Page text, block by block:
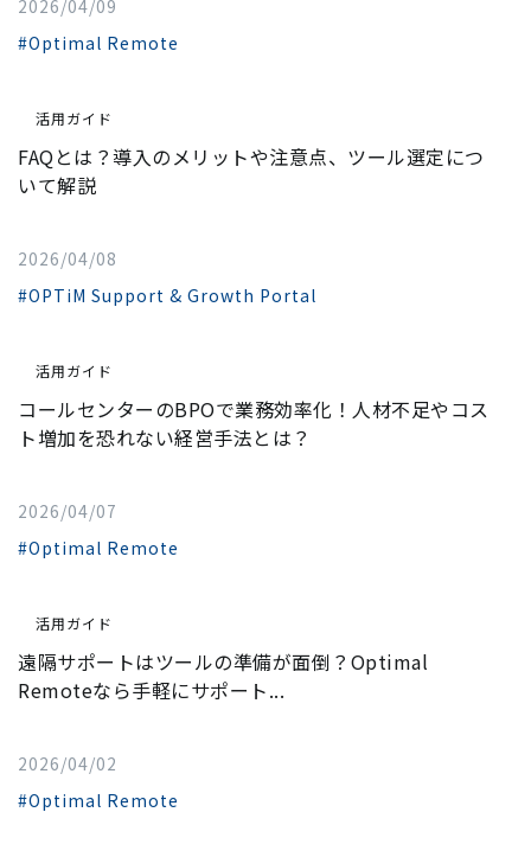
2026/04/09
#Optimal Remote
活用ガイド
FAQとは？導入のメリットや注意点、ツール選定につ
いて解説
2026/04/08
#OPTiM Support & Growth Portal
活用ガイド
コールセンターのBPOで業務効率化！人材不足やコス
ト増加を恐れない経営手法とは？
2026/04/07
#Optimal Remote
活用ガイド
遠隔サポートはツールの準備が面倒？Optimal
Remoteなら手軽にサポート...
2026/04/02
#Optimal Remote